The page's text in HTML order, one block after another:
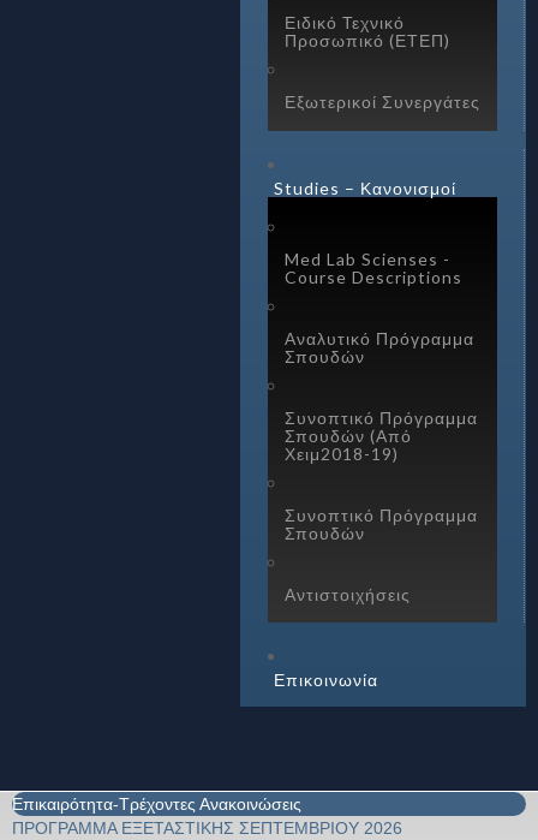
Ειδικό Τεχνικό
Προσωπικό (ΕΤΕΠ)
Εξωτερικοί Συνεργάτες
Studies – Κανονισμοί
Med Lab Scienses -
Course Descriptions
Αναλυτικό Πρόγραμμα
Σπουδών
Συνοπτικό Πρόγραμμα
Σπουδών (Από
Χειμ2018-19)
Συνοπτικό Πρόγραμμα
Σπουδών
Αντιστοιχήσεις
Επικοινωνία
Επικαιρότητα-Τρέχοντες Ανακοινώσεις
ΠΡΟΓΡΑΜΜΑ ΕΞΕΤΑΣΤΙΚΗΣ ΣΕΠΤΕΜΒΡΙΟΥ 2026